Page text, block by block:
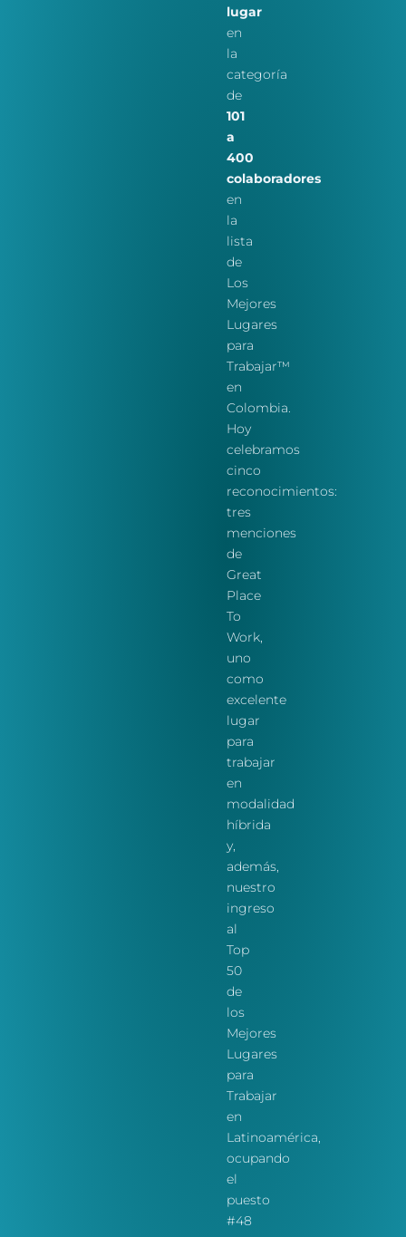
lugar
en
la
categoría
de
101
a
400
colaboradores
en
la
lista
de
Los
Mejores
Lugares
para
Trabajar™
en
Colombia.
Hoy
celebramos
cinco
reconocimientos:
tres
menciones
de
Great
Place
To
Work,
uno
como
excelente
lugar
para
trabajar
en
modalidad
híbrida
y,
además,
nuestro
ingreso
al
Top
50
de
los
Mejores
Lugares
para
Trabajar
en
Latinoamérica,
ocupando
el
puesto
#48